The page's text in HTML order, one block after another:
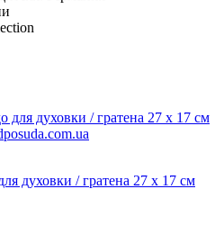
духовки / гратена 27 x 17 см